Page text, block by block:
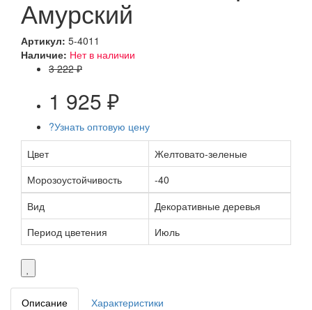
Амурский
Артикул: 5-4011
Наличие: Нет в наличии
3 222 ₽
1 925 ₽
?Узнать оптовую цену
Цвет
Желтовато-зеленые
Морозоустойчивость
-40
Вид
Декоративные деревья
Период цветения
Июль
Описание Характеристики